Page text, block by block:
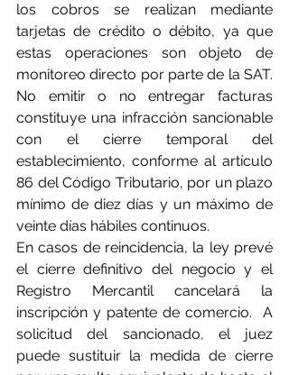
los cobros se realizan mediante
tarjetas de crédito o débito, ya que
estas operaciones son objeto de
monitoreo directo por parte de la SAT.
No emitir o no entregar facturas
constituye una infracción sancionable
con el cierre temporal del
establecimiento, conforme al artículo
86 del Código Tributario, por un plazo
mínimo de diez días y un máximo de
veinte días hábiles continuos.
En casos de reincidencia, la ley prevé
el cierre definitivo del negocio y el
Registro Mercantil cancelará la
inscripción y patente de comercio.  A
solicitud del sancionado, el juez
puede sustituir la medida de cierre